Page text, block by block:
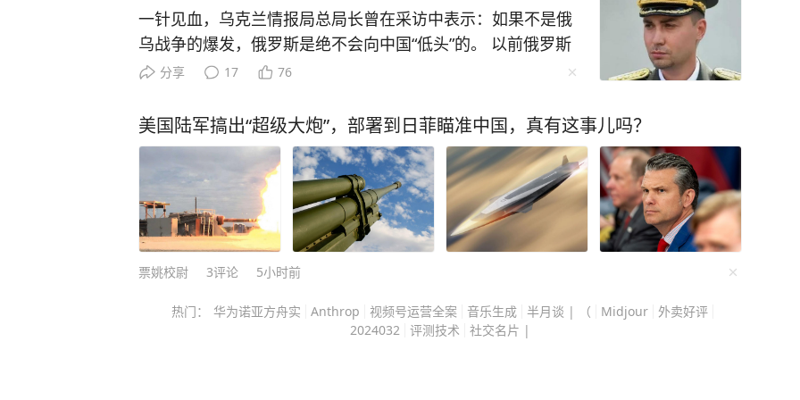
泉进次郎提出把核武器问题拿到台面上进行讨论，这也是完全
不能接受的。 “无核三原则”指“不拥有、不制造、不运进核武
器”。据日本媒体此前披露，高市政府企图在今年年底修订“安
改。7月，小泉进次郎在一档节目中公然提出，日本应毫无禁忌
地讨论与核武器相关的政策。这一系列涉核动向引发日本各界
持续担忧。（记者 陈泽安 胡晓格） 来源：新华社
一针见血，乌克兰情报局总局长曾在采访中表示：如果不是俄
乌战争的爆发，俄罗斯是绝不会向中国“低头”的。 以前俄罗斯
总觉得自己还能两头玩，一边卖气给欧洲赚大钱，一边跟中国
战争一打响，西方的制裁打破了俄罗斯的幻想，三千亿美元外
汇储备被冻结、金融体系被踢出国际结算系统、海外资产与私
人财产被没收，一系列打压，让俄罗斯看清了西方的真面目。
欧洲主动斩断能源合作，宁可高价进口美国天然气，也要和俄
罗斯彻底切割，俄罗斯苦心经营数十年的西方通道被彻底封
死，向西融合的梦想彻底破灭。 这也是布达诺夫话里最残酷
的真相：中俄如今的深度绑定，不是刻意结盟，而是西方施压
头来却促成了中俄全方位战略合作，丢掉西方幻想的俄罗斯，
不再三心二意，开启了战略东移。 将能源、粮食、军工技
分享 17 76
美国陆军搞出“超级大炮”，部署到日菲瞄准中国，真有这事儿吗？
票姚校尉 3评论 5小时前
热门： 华为诺亚方舟实 Anthrop 视频号运营全案 音乐生成 半月谈 | （ Midjour 外卖好评
2024032 评测技术 社交名片 |